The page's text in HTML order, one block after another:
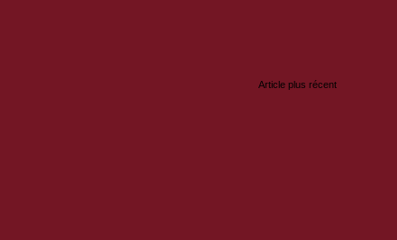
Article plus récent